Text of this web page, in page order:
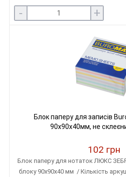
- +
Блок паперу для записів
90х90х40мм, не
102 грн
Блок паперу для нотаток ЛЮКС
блоку 90х90х40 мм / Кількість